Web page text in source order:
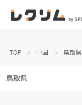
TOP 中国 鳥取県
鳥取県